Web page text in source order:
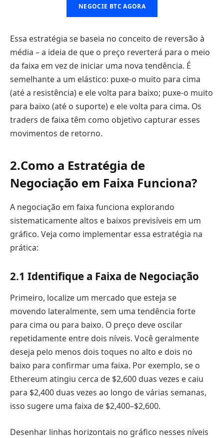
NEGOCIE BTC AGORA
Essa estratégia se baseia no conceito de reversão à
média – a ideia de que o preço reverterá para o meio
da faixa em vez de iniciar uma nova tendência. É
semelhante a um elástico: puxe-o muito para cima
(até a resistência) e ele volta para baixo; puxe-o muito
para baixo (até o suporte) e ele volta para cima. Os
traders de faixa têm como objetivo capturar esses
movimentos de retorno.
2.Como a Estratégia de
Negociação em Faixa Funciona?
A negociação em faixa funciona explorando
sistematicamente altos e baixos previsíveis em um
gráfico. Veja como implementar essa estratégia na
prática:
2.1 Identifique a Faixa de Negociação
Primeiro, localize um mercado que esteja se
movendo lateralmente, sem uma tendência forte
para cima ou para baixo. O preço deve oscilar
repetidamente entre dois níveis. Você geralmente
deseja pelo menos dois toques no alto e dois no
baixo para confirmar uma faixa. Por exemplo, se o
Ethereum atingiu cerca de $2,600 duas vezes e caiu
para $2,400 duas vezes ao longo de várias semanas,
isso sugere uma faixa de $2,400–$2,600.
Desenhar linhas horizontais no gráfico nesses níveis